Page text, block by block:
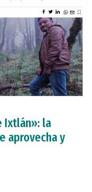
Ixtlán»: la
aprovecha y